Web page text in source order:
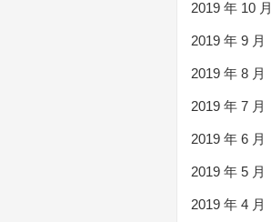
2019 年 10 月
2019 年 9 月
2019 年 8 月
2019 年 7 月
2019 年 6 月
2019 年 5 月
2019 年 4 月